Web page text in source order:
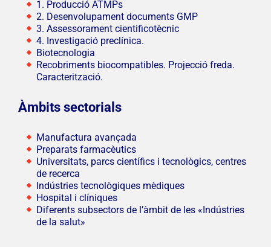
1. Producció ATMPs
2. Desenvolupament documents GMP
3. Assessorament cientificotècnic
4. Investigació preclínica.
Biotecnologia
Recobriments biocompatibles. Projecció freda.
Caracterització.
Àmbits sectorials
Manufactura avançada
Preparats farmacèutics
Universitats, parcs científics i tecnològics, centres
de recerca
Indústries tecnològiques mèdiques
Hospital i clíniques
Diferents subsectors de l’àmbit de les «Indústries
de la salut»